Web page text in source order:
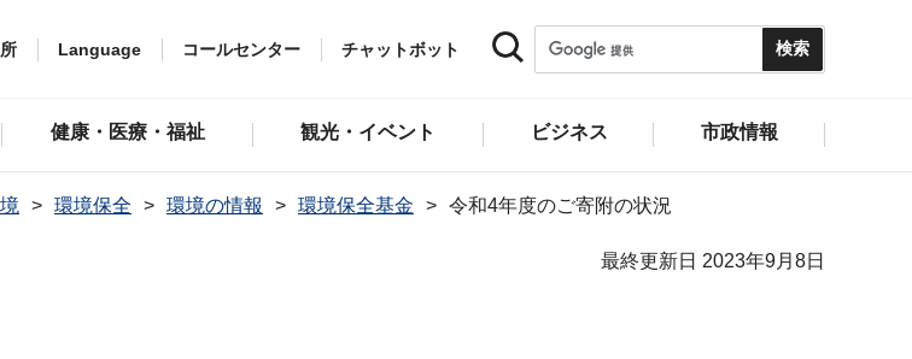
Language コールセンター チャットボット
健康・医療・福祉 観光・イベント ビジネス 市政情報
環境保全 環境の情報 環境保全基金 令和4年度のご寄附の状況
最終更新日 2023年9月8日